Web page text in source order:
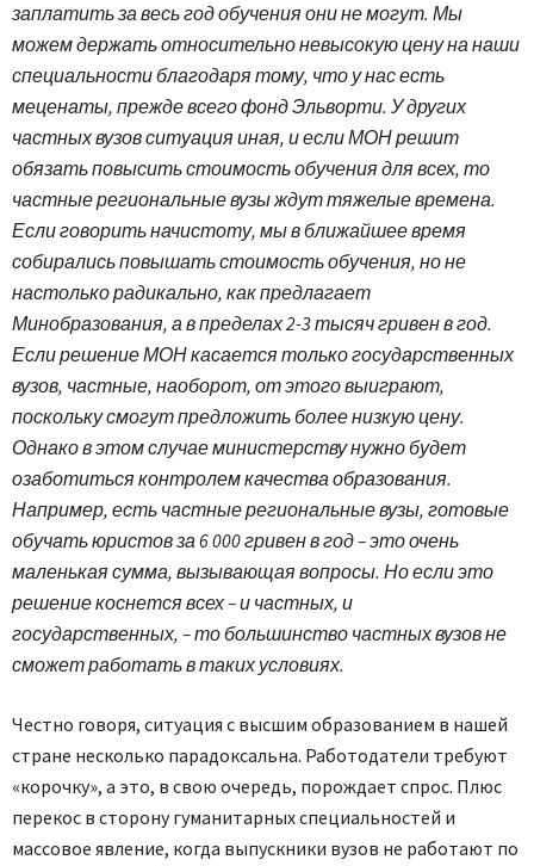
заплатить за весь год обучения они не могут. Мы
можем держать относительно невысокую цену на наши
специальности благодаря тому, что у нас есть
меценаты, прежде всего фонд Эльворти. У других
частных вузов ситуация иная, и если МОН решит
обязать повысить стоимость обучения для всех, то
частные региональные вузы ждут тяжелые времена.
Если говорить начистоту, мы в ближайшее время
собирались повышать стоимость обучения, но не
настолько радикально, как предлагает
Минобразования, а в пределах 2-3 тысяч гривен в год.
Если решение МОН касается только государственных
вузов, частные, наоборот, от этого выиграют,
поскольку смогут предложить более низкую цену.
Однако в этом случае министерству нужно будет
озаботиться контролем качества образования.
Например, есть частные региональные вузы, готовые
обучать юристов за 6 000 гривен в год – это очень
маленькая сумма, вызывающая вопросы. Но если это
решение коснется всех – и частных, и
государственных, – то большинство частных вузов не
сможет работать в таких условиях.
Честно говоря, ситуация с высшим образованием в нашей
стране несколько парадоксальна. Работодатели требуют
«корочку», а это, в свою очередь, порождает спрос. Плюс
перекос в сторону гуманитарных специальностей и
массовое явление, когда выпускники вузов не работают по